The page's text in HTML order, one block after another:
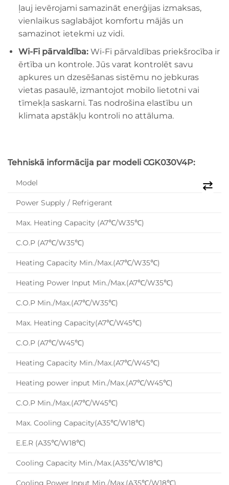
ļauj ievērojami samazināt enerģijas izmaksas,
vienlaikus saglabājot komfortu mājās un
samazinot ietekmi uz vidi.
Wi-Fi pārvaldība:Wi-Fi pārvaldības priekšrocība ir
ērtība un kontrole. Jūs varat kontrolēt savu
apkures un dzesēšanas sistēmu no jebkuras
vietas pasaulē, izmantojot mobilo lietotni vai
tīmekļa saskarni. Tas nodrošina elastību un
klimata apstākļu kontroli no attāluma.
Tehniskā informācija par modeli CGK030V4P:
Model
Power Supply / Refrigerant
Max. Heating Capacity (A7℃/W35℃)
C.O.P (A7℃/W35℃)
Heating Capacity Min./Max.(A7℃/W35℃)
Heating Power Input Min./Max.(A7℃/W35℃)
C.O.P Min./Max.(A7℃/W35℃)
Max. Heating Capacity(A7℃/W45℃)
C.O.P (A7℃/W45℃)
Heating Capacity Min./Max.(A7℃/W45℃)
Heating power input Min./Max.(A7℃/W45℃)
C.O.P Min./Max.(A7℃/W45℃)
Max. Cooling Capacity(A35℃/W18℃)
E.E.R (A35℃/W18℃)
Cooling Capacity Min./Max.(A35℃/W18℃)
Cooling Power Input Min./Max.(A35℃/W18℃)